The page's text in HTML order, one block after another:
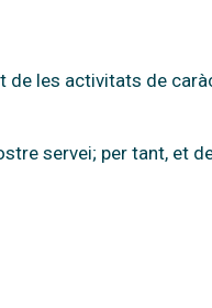
de les activitats de
servei; per tant, et